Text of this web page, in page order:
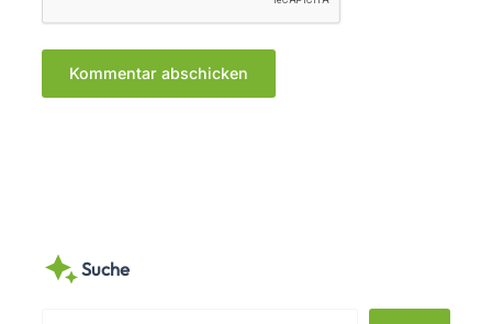
Suche